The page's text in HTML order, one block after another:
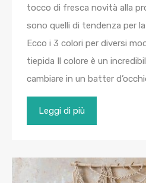
tocco di fresca novità alla
sono quelli di tendenza per
Ecco i 3 colori per diversi
tiepida Il colore è un
cambiare in un batter
Leggi di più